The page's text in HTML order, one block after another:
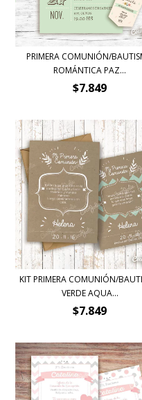
PRIMERA COMUNIÓN/
ROMÁNTICA PAZ...
$7.849
KIT PRIMERA COMUNIÓN/
VERDE AQUA...
$7.849